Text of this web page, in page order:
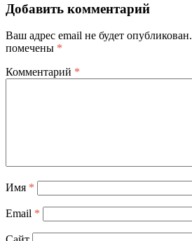
Добавить комментарий
Ваш адрес email не будет опубликован.
помечены *
Комментарий *
Имя *
Email *